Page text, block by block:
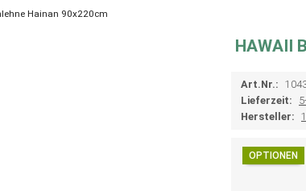
Hainan 90x220cm
HAWAII
Art.Nr.:
Lieferzeit:
Hersteller:
OPTIONEN